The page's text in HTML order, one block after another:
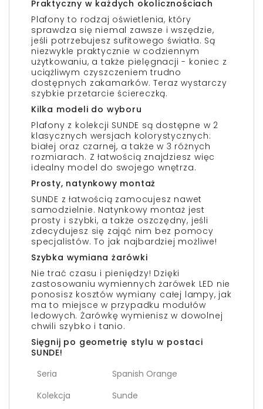
Praktyczny w każdych okolicznościach
Plafony to rodzaj oświetlenia, który
sprawdza się niemal zawsze i wszędzie,
jeśli potrzebujesz sufitowego światła. Są
niezwykle praktycznie w codziennym
użytkowaniu, a także pielęgnacji - koniec z
uciążliwym czyszczeniem trudno
dostępnych zakamarków. Teraz wystarczy
szybkie przetarcie ściereczką.
Kilka modeli do wyboru
Plafony z kolekcji SUNDE są dostępne w 2
klasycznych wersjach kolorystycznych:
białej oraz czarnej, a także w 3 różnych
rozmiarach. Z łatwością znajdziesz więc
idealny model do swojego wnętrza.
Prosty, natynkowy montaż
SUNDE z łatwością zamocujesz nawet
samodzielnie. Natynkowy montaż jest
prosty i szybki, a także oszczędny, jeśli
zdecydujesz się zająć nim bez pomocy
specjalistów. To jak najbardziej możliwe!
Szybka wymiana żarówki
Nie trać czasu i pieniędzy! Dzięki
zastosowaniu wymiennych żarówek LED nie
ponosisz kosztów wymiany całej lampy, jak
ma to miejsce w przypadku modułów
ledowych. Żarówkę wymienisz w dowolnej
chwili szybko i tanio.
Sięgnij po geometrię stylu w postaci
SUNDE!
Seria
Spanish Orange
Kolekcja
Sunde